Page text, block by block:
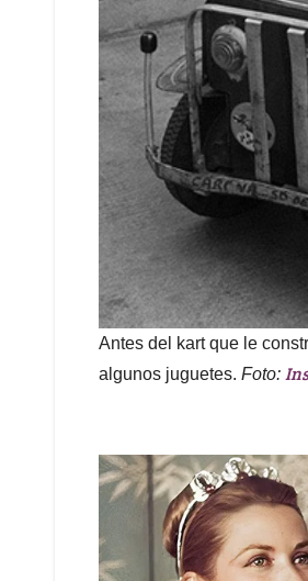
Antes del kart que le
algunos juguetes. Foto: